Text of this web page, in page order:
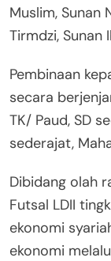
Muslim, Sunan
Tirmdzi, Sunan
Pembinaan
secara
TK/ Paud, SD
sederajat,
Dibidang olah
Futsal LDII
ekonomi
ekonomi